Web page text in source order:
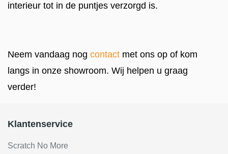
interieur tot in de puntjes verzorgd is.
Neem vandaag nog contact met ons op of kom
langs in onze showroom. Wij helpen u graag
verder!
Klantenservice
Scratch No More